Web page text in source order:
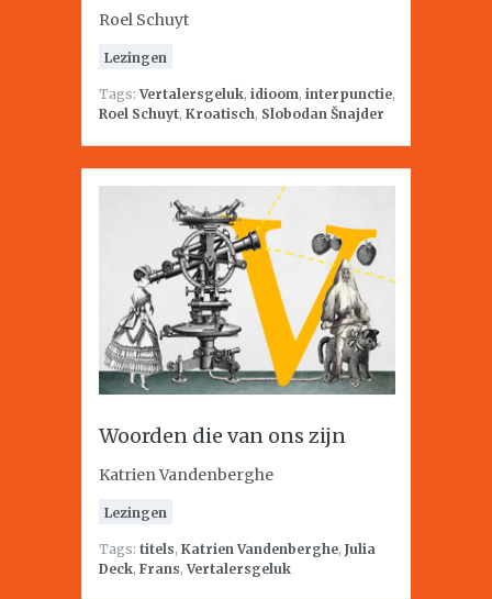
Roel Schuyt
Lezingen
Tags:Vertalersgeluk, idioom, interpunctie,
Roel Schuyt, Kroatisch, Slobodan Šnajder
Woorden die van ons zijn
Katrien Vandenberghe
Lezingen
Tags: titels, Katrien Vandenberghe, Julia
Deck, Frans,Vertalersgeluk